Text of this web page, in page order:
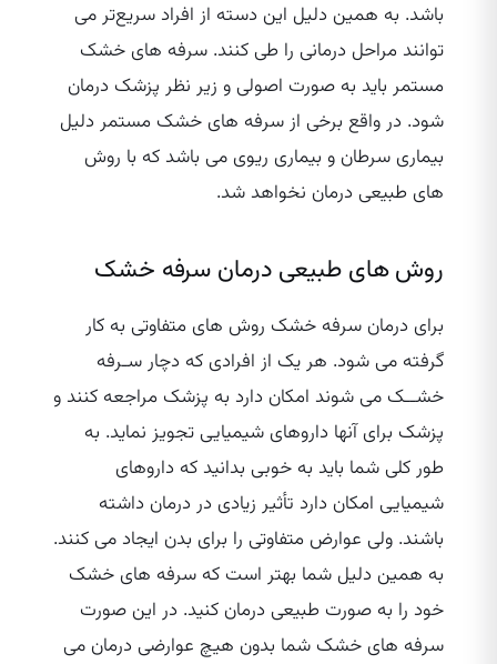
باشد. به همین دلیل این دسته از افراد سریع‌تر می‌
توانند مراحل درمانی را طی کنند. سرفه های خشک
مستمر باید به صورت اصولی و زیر نظر پزشک درمان
شود. در واقع برخی از سرفه های خشک مستمر دلیل
بیماری سرطان و بیماری ریوی می باشد که با روش
های طبیعی درمان نخواهد شد.
روش های طبیعی درمان سرفه خشک
برای درمان سرفه خشک روش ‌های متفاوتی به کار
گرفته می شود. هر یک از افرادی که دچار سـرفه
خشــک می شوند امکان دارد به پزشک مراجعه کنند و
پزشک برای آنها داروهای شیمیایی تجویز نماید. به
طور کلی شما باید به خوبی بدانید که داروهای
شیمیایی امکان دارد تأثیر زیادی در درمان داشته
باشند. ولی عوارض متفاوتی را برای بدن ایجاد می‌ کنند.
به همین دلیل شما بهتر است که سرفه‌ های خشک
خود را به صورت طبیعی درمان کنید. در این صورت
سرفه های خشک شما بدون هیچ عوارضی درمان می